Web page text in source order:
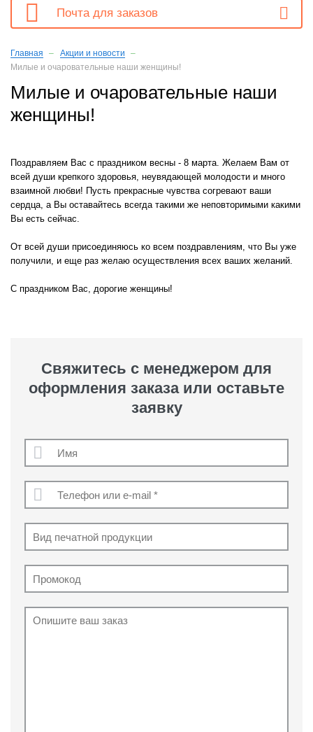
 Почта для заказов
Главная
Акции и новости
Милые и очаровательные наши женщины!
Милые и очаровательные наши
женщины!
Поздравляем Вас с праздником весны - 8 марта. Желаем Вам от
всей души крепкого здоровья, неувядающей молодости и много
взаимной любви! Пусть прекрасные чувства согревают ваши
сердца, а Вы оставайтесь всегда такими же неповторимыми какими
Вы есть сейчас.
От всей души присоединяюсь ко всем поздравлениям, что Вы уже
получили, и еще раз желаю осуществления всех ваших желаний.
С праздником Вас, дорогие женщины!
Свяжитесь с менеджером для
оформления заказа или оставьте
заявку